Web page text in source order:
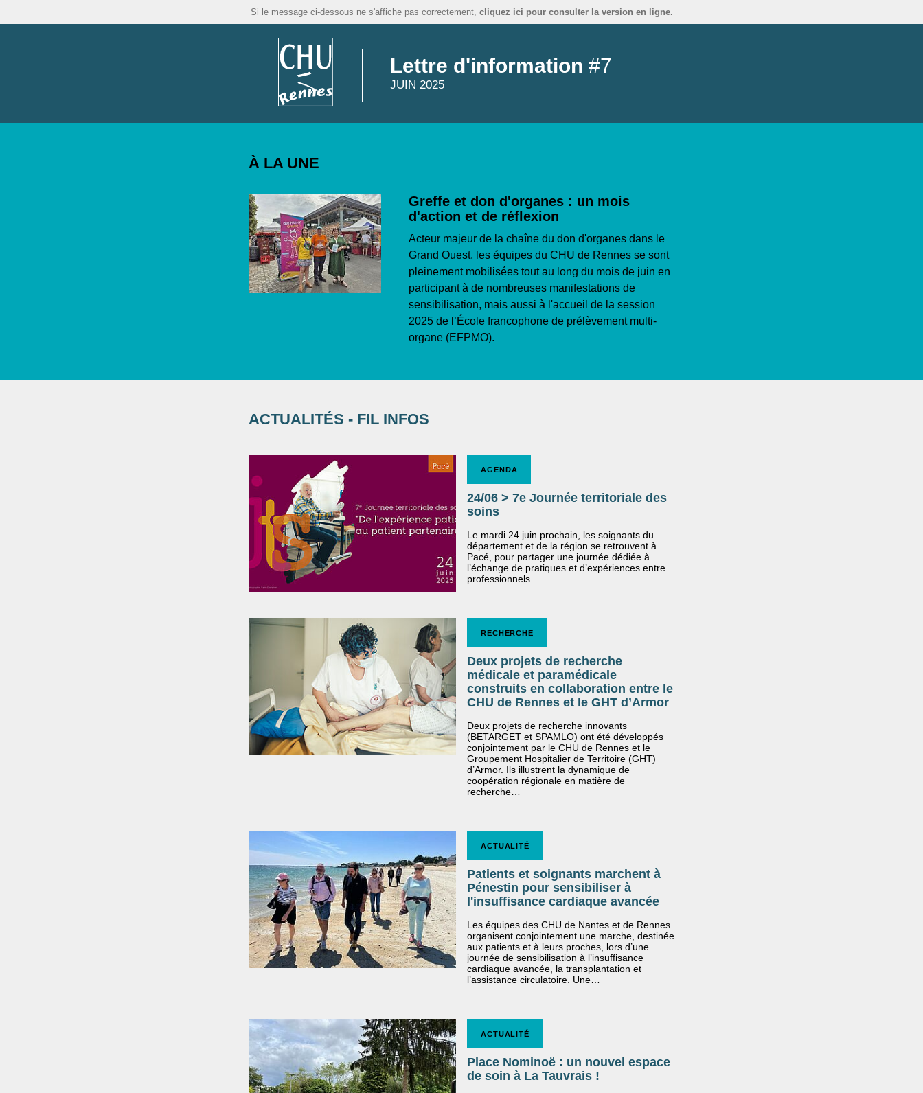
Si le message ci-dessous ne s'affiche pas correctement, cliquez ici pour consulter la version en ligne.
Lettre d'information #7
JUIN 2025
À LA UNE
Greffe et don d'organes : un mois
d'action et de réflexion
Acteur majeur de la chaîne du don d'organes dans le
Grand Ouest, les équipes du CHU de Rennes se sont
pleinement mobilisées tout au long du mois de juin en
participant à de nombreuses manifestations de
sensibilisation, mais aussi à l'accueil de la session
2025 de l’École francophone de prélèvement multi-
organe (EFPMO).
ACTUALITÉS - FIL INFOS
AGENDA
24/06 > 7e Journée territoriale des
soins
Le mardi 24 juin prochain, les soignants du
département et de la région se retrouvent à
Pacé, pour partager une journée dédiée à
l’échange de pratiques et d’expériences entre
professionnels.
RECHERCHE
Deux projets de recherche
médicale et paramédicale
construits en collaboration entre le
CHU de Rennes et le GHT d’Armor
Deux projets de recherche innovants
(BETARGET et SPAMLO) ont été développés
conjointement par le CHU de Rennes et le
Groupement Hospitalier de Territoire (GHT)
d’Armor. Ils illustrent la dynamique de
coopération régionale en matière de
recherche…
ACTUALITÉ
Patients et soignants marchent à
Pénestin pour sensibiliser à
l'insuffisance cardiaque avancée
Les équipes des CHU de Nantes et de Rennes
organisent conjointement une marche, destinée
aux patients et à leurs proches, lors d’une
journée de sensibilisation à l’insuffisance
cardiaque avancée, la transplantation et
l’assistance circulatoire. Une…
ACTUALITÉ
Place Nominoë : un nouvel espace
de soin à La Tauvrais !